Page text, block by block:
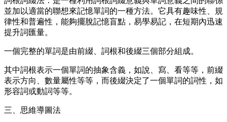
並加以適當的聯想來記憶單詞的一種方法。它具有趣味性、規
律性和普遍性，能夠擺脫記憶盲點，易學易記，在短期內迅速
提升詞匯量。
一個完整的單詞是由前綴、詞根和後綴三個部分組成。
其中詞根表示一個單詞的抽象含義，如說、寫、看等等，前綴
表示方向、數量屬性等等，而後綴決定了一個單詞的詞性，如
形容詞或動詞等等。
三、思維導圖法